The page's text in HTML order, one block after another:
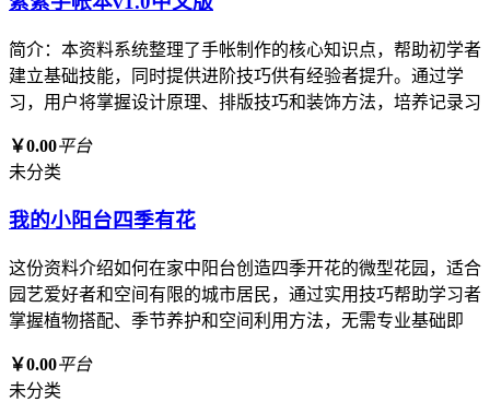
简介：本资料系统整理了手帐制作的核心知识点，帮助初学者
建立基础技能，同时提供进阶技巧供有经验者提升。通过学
习，用户将掌握设计原理、排版技巧和装饰方法，培养记录习
￥0.00平台
未分类
我的小阳台四季有花
这份资料介绍如何在家中阳台创造四季开花的微型花园，适合
园艺爱好者和空间有限的城市居民，通过实用技巧帮助学习者
掌握植物搭配、季节养护和空间利用方法，无需专业基础即
￥0.00平台
未分类